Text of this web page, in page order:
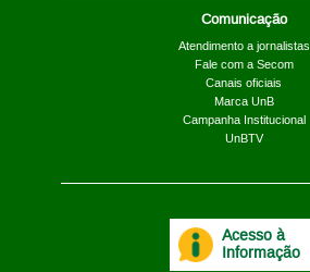
Comunicação
Atendimento a jornalistas
Fale com a Secom
Canais oficiais
Marca UnB
Campanha Institucional
UnBTV
Acesso à
Informação